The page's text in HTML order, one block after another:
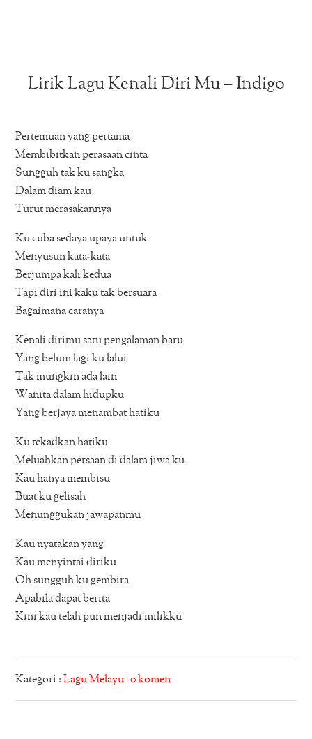
Lirik Lagu Kenali Diri Mu – Indigo
Pertemuan yang pertama
Membibitkan perasaan cinta
Sungguh tak ku sangka
Dalam diam kau
Turut merasakannya
Ku cuba sedaya upaya untuk
Menyusun kata-kata
Berjumpa kali kedua
Tapi diri ini kaku tak bersuara
Bagaimana caranya
Kenali dirimu satu pengalaman baru
Yang belum lagi ku lalui
Tak mungkin ada lain
Wanita dalam hidupku
Yang berjaya menambat hatiku
Ku tekadkan hatiku
Meluahkan persaan di dalam jiwa ku
Kau hanya membisu
Buat ku gelisah
Menunggukan jawapanmu
Kau nyatakan yang
Kau menyintai diriku
Oh sungguh ku gembira
Apabila dapat berita
Kini kau telah pun menjadi milikku
Kategori :Lagu Melayu |0 komen